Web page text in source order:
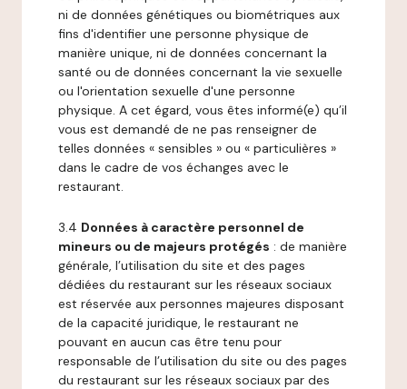
ni de données génétiques ou biométriques aux
fins d'identifier une personne physique de
manière unique, ni de données concernant la
santé ou de données concernant la vie sexuelle
ou l'orientation sexuelle d'une personne
physique. A cet égard, vous êtes informé(e) qu’il
vous est demandé de ne pas renseigner de
telles données « sensibles » ou « particulières »
dans le cadre de vos échanges avec le
restaurant.
3.4 Données à caractère personnel de
mineurs ou de majeurs protégés : de manière
générale, l’utilisation du site et des pages
dédiées du restaurant sur les réseaux sociaux
est réservée aux personnes majeures disposant
de la capacité juridique, le restaurant ne
pouvant en aucun cas être tenu pour
responsable de l’utilisation du site ou des pages
du restaurant sur les réseaux sociaux par des